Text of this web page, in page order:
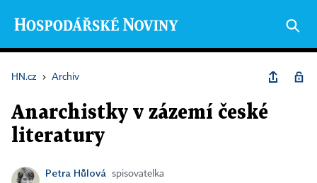
HN.cz › Archiv
Anarchistky v zázemí české
literatury
Petra Hůlová
spisovatelka